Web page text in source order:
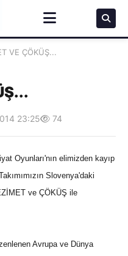
VE ÇÖKÜŞ...
23:25 74
Oyunları'nın elimizden kayıp
Slovenya'daki
ve ÇÖKÜŞ ile
Avrupa ve Dünya